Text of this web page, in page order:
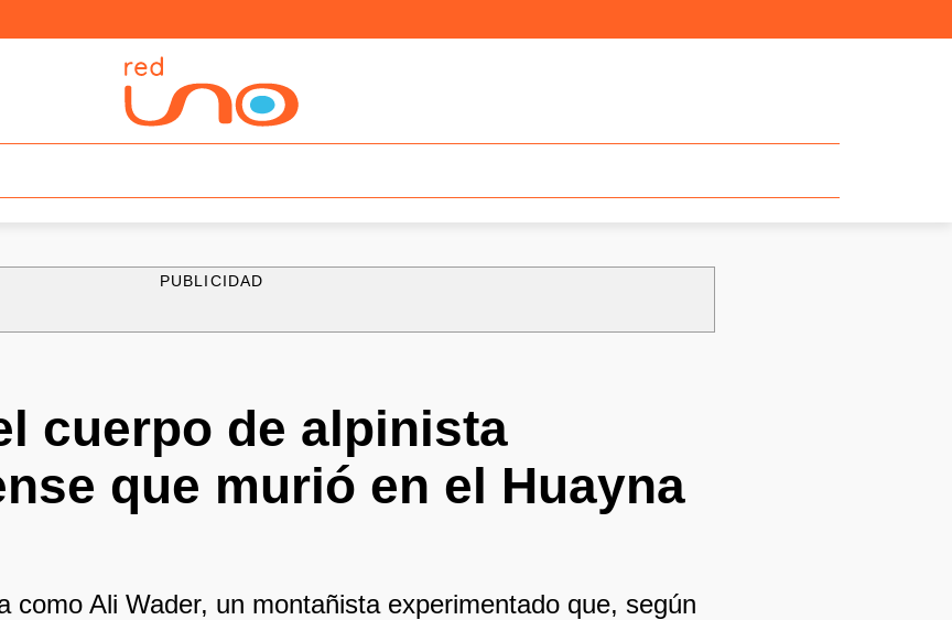
PUBLICIDAD
cuerpo de alpinista
que murió en el Huayna
como Ali Wader, un montañista experimentado que, según